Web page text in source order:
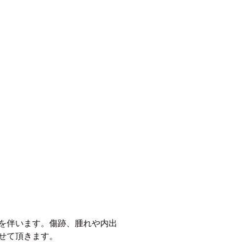
伴います。傷跡、腫れや内出
て頂きます。